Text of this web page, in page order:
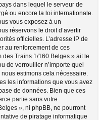
dans lequel le serveur de
ou encore la loi internationale.
vous exposez à un
réservons le droit d’avertir
officielles. L’adresse IP de
au renforcement de ces
des Trains 1/160 Belges » ait le
de verrouiller n’importe quel
estimons cela nécessaire.
les informations que vous avez
de données. Bien que ces
partie sans votre
», ni phpBB, ne pourront
de piratage informatique